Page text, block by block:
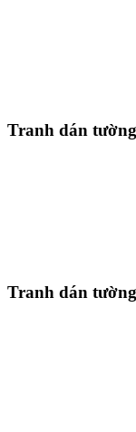
Tranh dán
Tranh dán